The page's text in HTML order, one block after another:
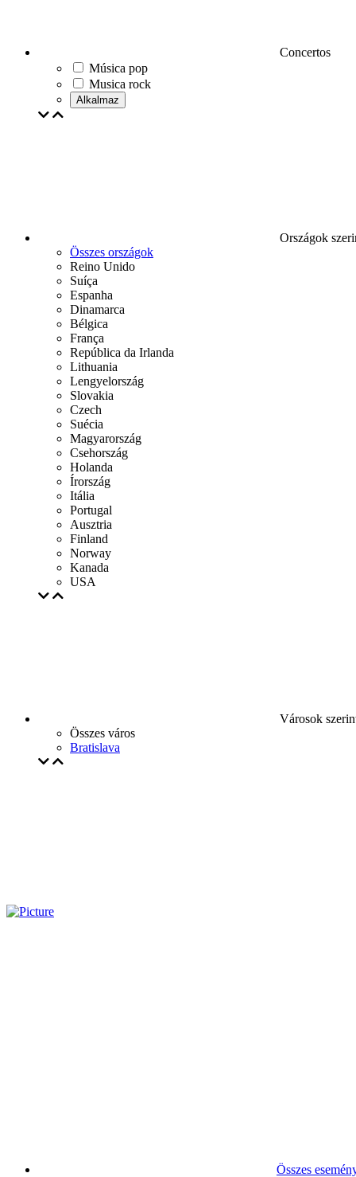
Concertos
Música pop
Musica rock
Alkalmaz
Országok
Összes országok
Reino Unido
Suíça
Espanha
Dinamarca
Bélgica
França
República da Irlanda
Lithuania
Lengyelország
Slovakia
Czech
Suécia
Magyarország
Csehország
Holanda
Írország
Itália
Portugal
Ausztria
Finland
Norway
Kanada
USA
Városok
Összes város
Bratislava
Összes